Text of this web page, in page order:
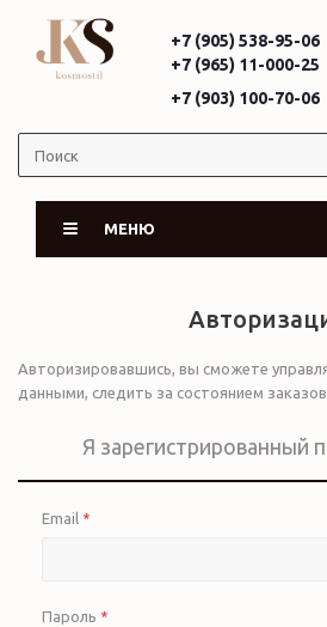
+7 (905) 538-95-06
+7 (965) 11-000-25
+7 (903) 100-70-06
МЕНЮ
Авторизировавшись, вы сможете
данными, следить за состоянием
Я зарегистрированный
Email *
Пароль *